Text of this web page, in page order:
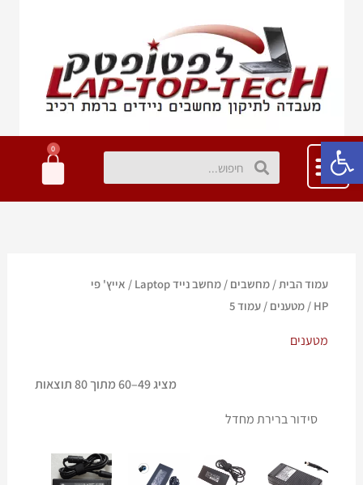
פתח סרגל נגישות חיפושחיפוש
0
עגלת
קניות
עמוד הבית/ מחשבים / מחשב נייד Laptop / אייץ' פי
HP
/ מטענים / עמוד 5
מטענים
מציג 49–60 מתוך 80 תוצאות